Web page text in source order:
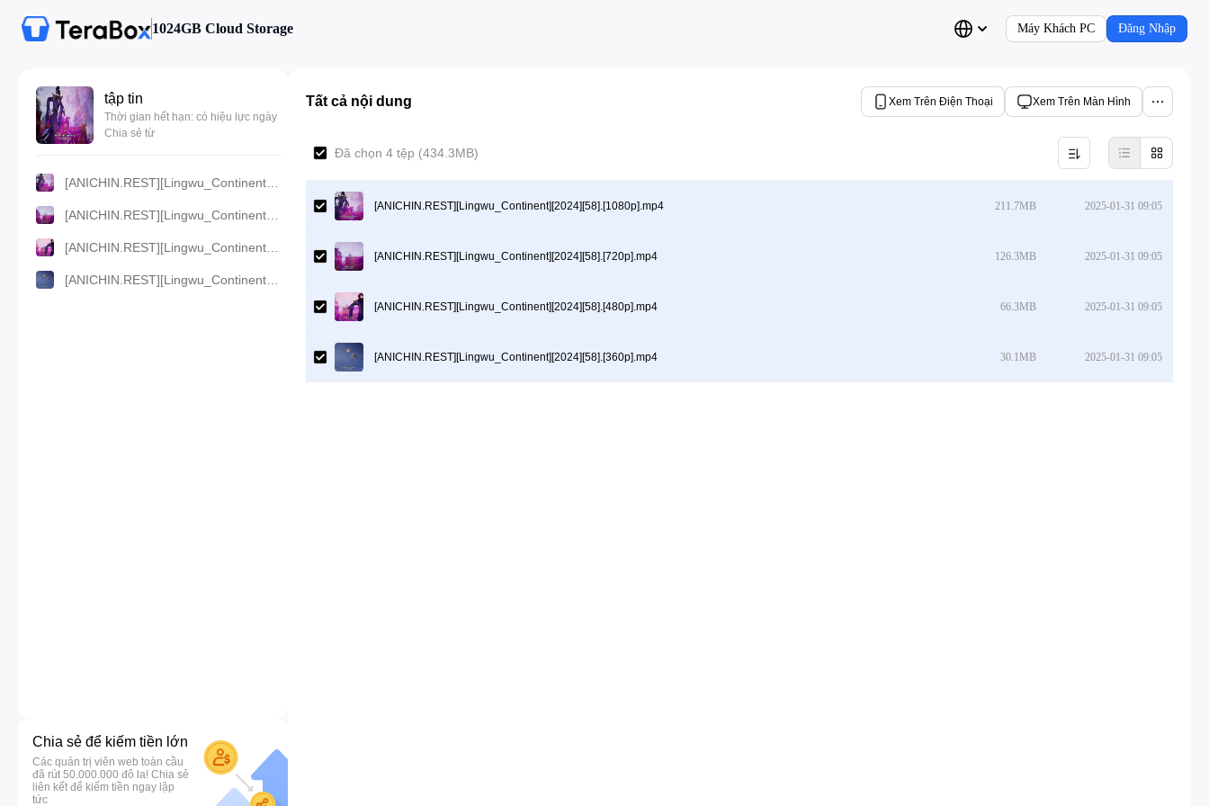
1024GB Cloud Storage Máy Khách PC Đăng Nhập
tập tin
Thời gian hết hạn: có hiệu lực ngày
Chia sẻ từ
Chia sẻ để kiếm tiền lớn
Các quản trị viên web toàn cầu
đã rút 50.000.000 đô la! Chia sẻ
liên kết để kiếm tiền ngay lập
tức
Tất cả nội dung Xem Trên Điện Thoại Xem Trên Màn Hình
Đã chọn 4 tệp (434.3MB)
[ANICHIN.REST][Lingwu_Continent][2024][58].[1080p].mp4 211.7MB 2025-01-31 09:05
[ANICHIN.REST][Lingwu_Continent][2024][58].[720p].mp4 126.3MB 2025-01-31 09:05
[ANICHIN.REST][Lingwu_Continent][2024][58].[480p].mp4 66.3MB 2025-01-31 09:05
[ANICHIN.REST][Lingwu_Continent][2024][58].[360p].mp4 30.1MB 2025-01-31 09:05